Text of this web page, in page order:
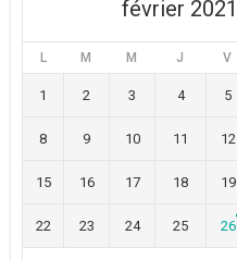
février 2021
L M M J V
1 2 3 4 5
8 9 10 11 12
15 16 17 18 19
22 23 24 25 26